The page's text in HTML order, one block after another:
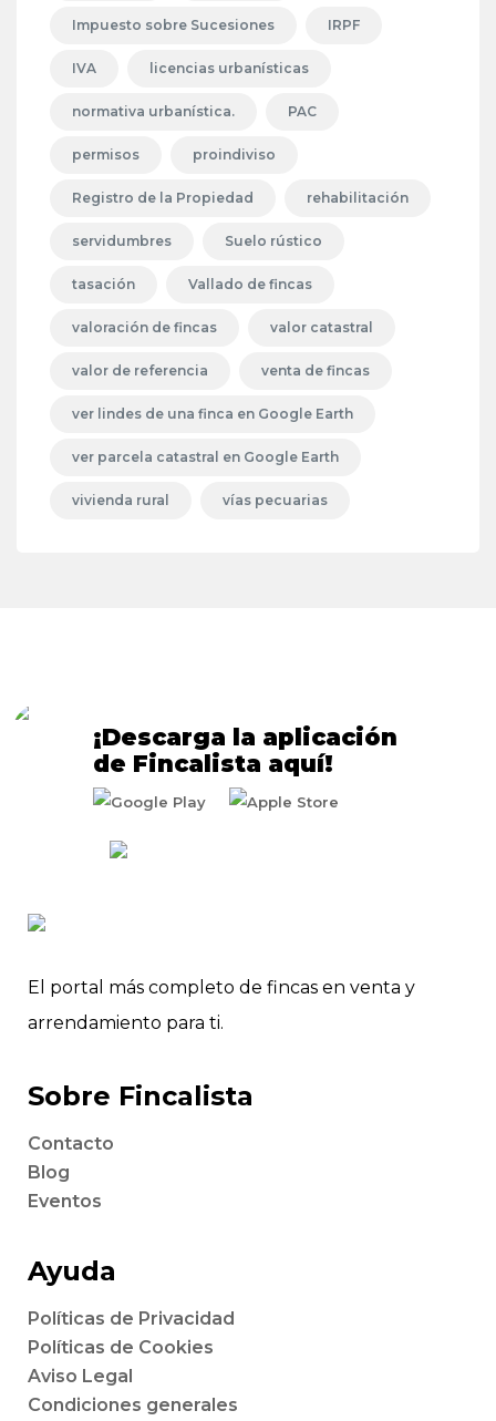
Impuesto sobre Sucesiones IRPF
IVA licencias urbanísticas
normativa urbanística. PAC
permisos proindiviso
Registro de la Propiedad rehabilitación
servidumbres Suelo rústico
tasación Vallado de fincas
valoración de fincas valor catastral
valor de referencia venta de fincas
ver lindes de una finca en Google Earth
ver parcela catastral en Google Earth
vivienda rural vías pecuarias
El portal más completo de fincas en venta y
arrendamiento para ti.
Sobre Fincalista
Contacto
Blog
Eventos
Ayuda
Políticas de Privacidad
Políticas de Cookies
Aviso Legal
Condiciones generales
¡Descarga la aplicación
de Fincalista aquí!